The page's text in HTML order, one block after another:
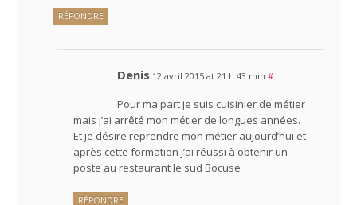
RÉPONDRE
Denis 12 avril 2015 at 21 h 43 min #
Pour ma part je suis cuisinier de métier
mais j’ai arrêté mon métier de longues années.
Et je désire reprendre mon métier aujourd’hui et
après cette formation j’ai réussi à obtenir un
poste au restaurant le sud Bocuse
RÉPONDRE